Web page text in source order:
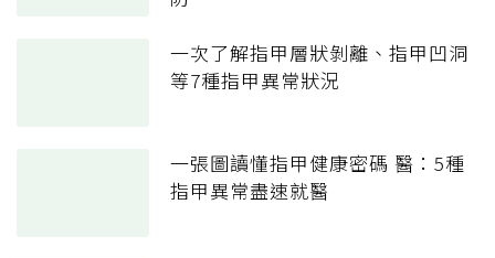
一次了解指甲層狀剝離、指甲凹洞
等7種指甲異常狀況
一張圖讀懂指甲健康密碼 醫：5種
指甲異常盡速就醫